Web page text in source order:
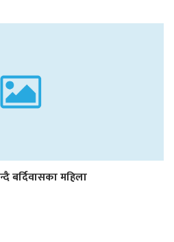
बर्दिवासका महिला